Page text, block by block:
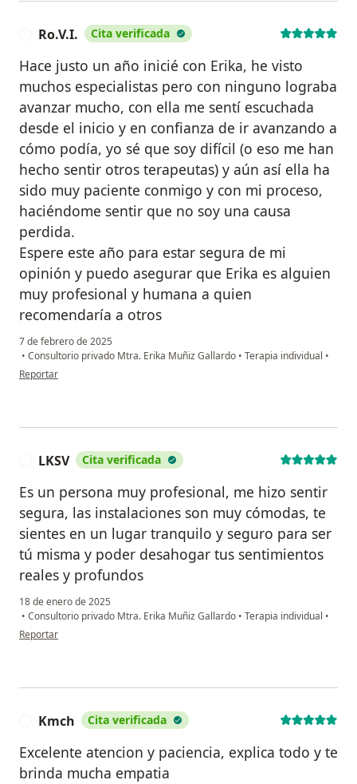
Ro.V.I. Cita verificada
Hace justo un año inicié con Erika, he visto
muchos especialistas pero con ninguno lograba
avanzar mucho, con ella me sentí escuchada
desde el inicio y en confianza de ir avanzando a
cómo podía, yo sé que soy difícil (o eso me han
hecho sentir otros terapeutas) y aún así ella ha
sido muy paciente conmigo y con mi proceso,
haciéndome sentir que no soy una causa
perdida.
Espere este año para estar segura de mi
opinión y puedo asegurar que Erika es alguien
muy profesional y humana a quien
recomendaría a otros
7 de febrero de 2025
• Consultorio privado Mtra. Erika Muñiz Gallardo • Terapia individual •
en opinión del usuario Ro.V.I.
Reportar
LKSV Cita verificada
Es un persona muy profesional, me hizo sentir
segura, las instalaciones son muy cómodas, te
sientes en un lugar tranquilo y seguro para ser
tú misma y poder desahogar tus sentimientos
reales y profundos
18 de enero de 2025
• Consultorio privado Mtra. Erika Muñiz Gallardo • Terapia individual •
en opinión del usuario LKSV
Reportar
Kmch Cita verificada
Excelente atencion y paciencia, explica todo y te
brinda mucha empatia